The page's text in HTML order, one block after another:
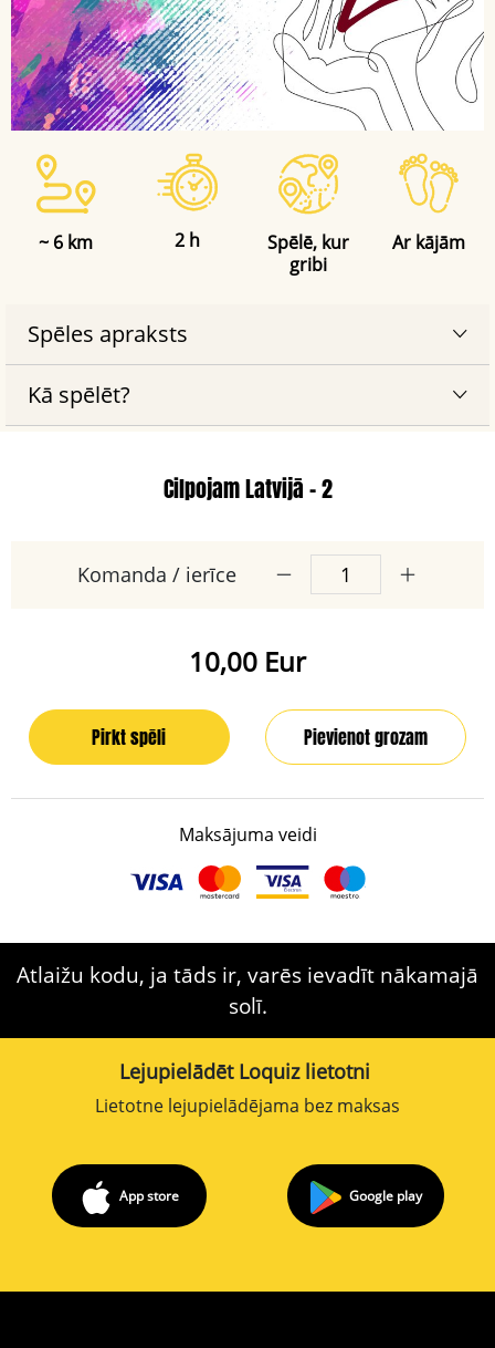
~ 6 km 2 h
Spēlē, kur
gribi
Ar kājām
Spēles apraksts
Kā spēlēt?
Cilpojam Latvijā - 2
Komanda / ierīce
10,00 Eur
Pirkt spēli Pievienot grozam
Maksājuma veidi
Atlaižu kodu, ja tāds ir, varēs ievadīt nākamajā
solī.
Lejupielādēt Loquiz lietotni
Lietotne lejupielādējama bez maksas
App store Google play